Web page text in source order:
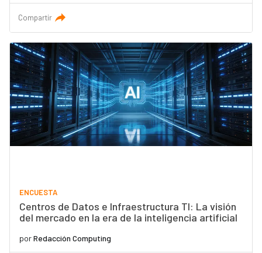
Compartir
ENCUESTA
Centros de Datos e Infraestructura TI: La visión
del mercado en la era de la inteligencia artificial
porRedacción Computing